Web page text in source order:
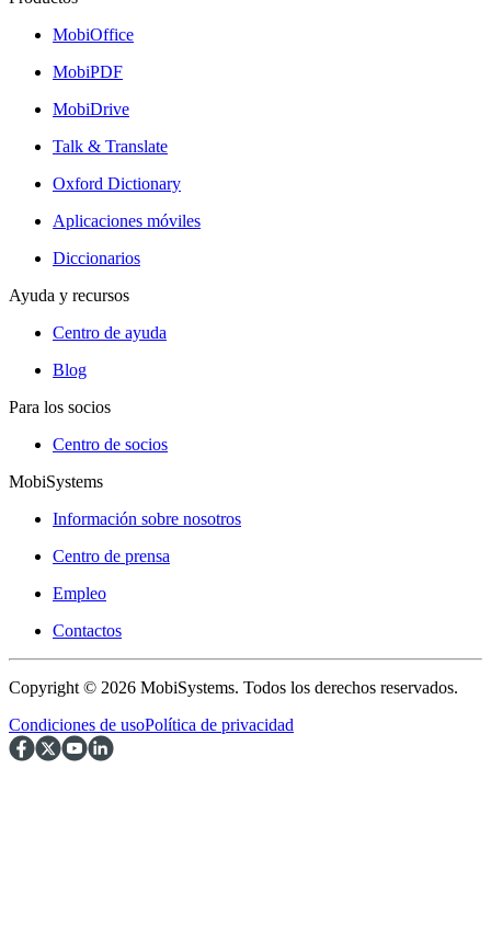
MobiOffice
MobiPDF
MobiDrive
Talk & Translate
Oxford Dictionary
Aplicaciones móviles
Diccionarios
Ayuda y recursos
Centro de ayuda
Blog
Para los socios
Centro de socios
MobiSystems
Información sobre nosotros
Centro de prensa
Empleo
Contactos
Copyright © 2026 MobiSystems. Todos los derechos reservados.
Condiciones de usoPolítica de privacidad